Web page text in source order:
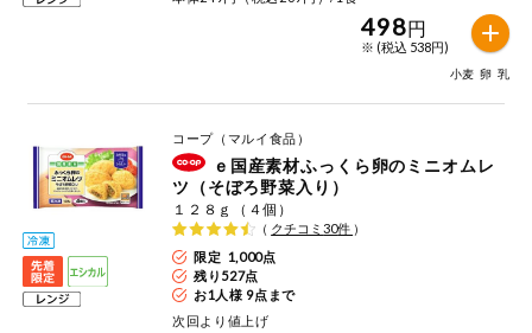
498円
※ (税込 538円)
小麦 卵 乳
コープ（マルイ食品）
ツ（そぼろ野菜入り）
１２８ｇ（４個）
（ クチコミ30件 ）
限定 1,000点
残り 527点
お1人様 9点まで
次回より値上げ